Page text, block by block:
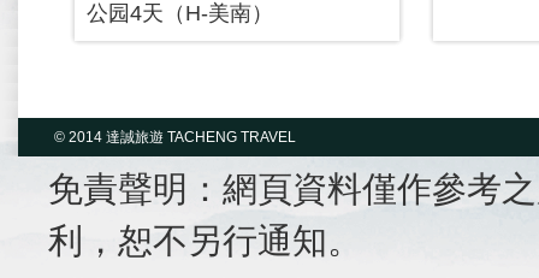
公园4天（H-美南）
© 2014 達誠旅遊 TACHENG TRAVEL
免責聲明：網頁資料僅作參考
利，恕不另行通知。